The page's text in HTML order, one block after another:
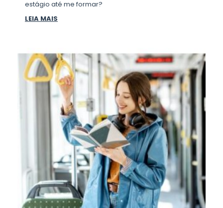
estágio até me formar?
LEIA MAIS